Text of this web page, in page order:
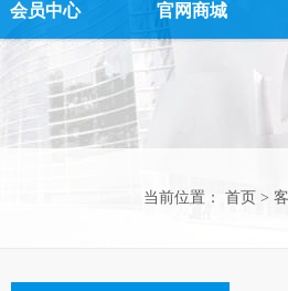
会员中心 官网商城
当前位置： 首页 >